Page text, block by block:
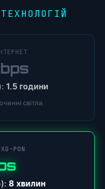
1.5 години
світла
PON
8 хвилин